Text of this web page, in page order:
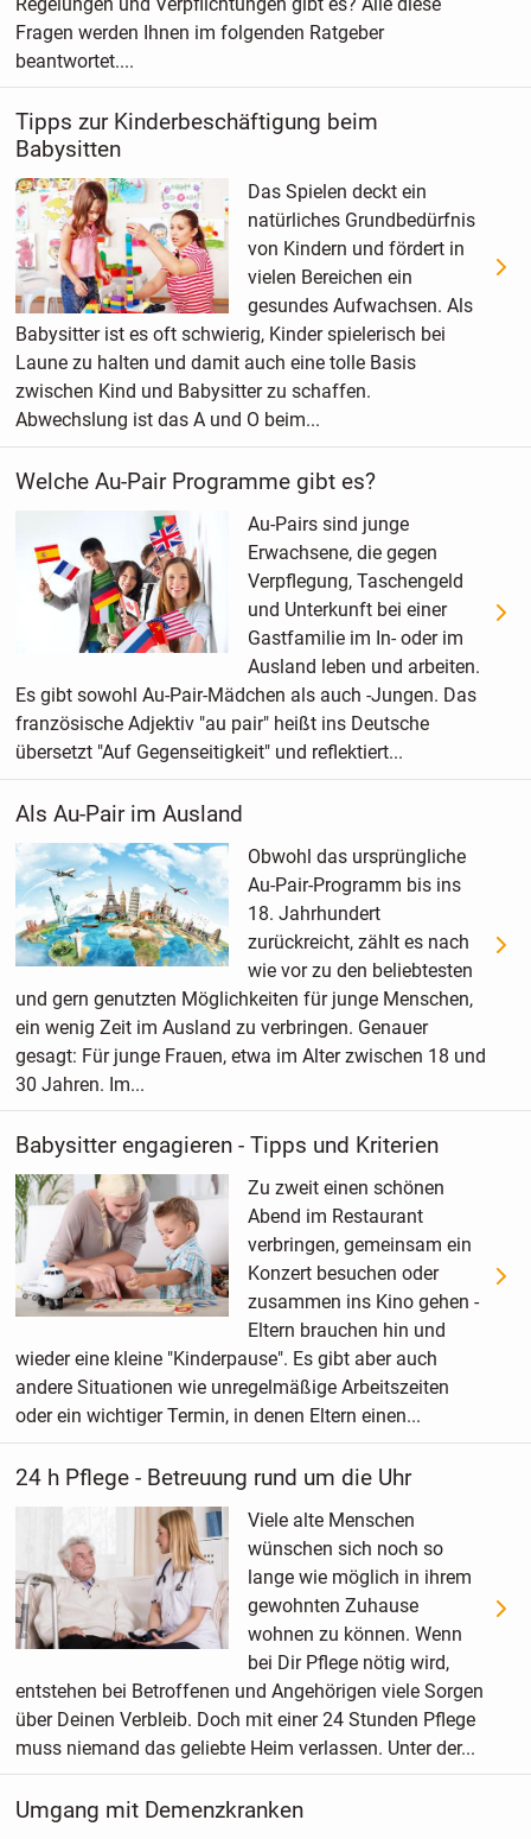
Fragen werden Ihnen im folgenden Ratgeber
beantwortet....
Tipps zur Kinderbeschäftigung beim
Babysitten
Das Spielen deckt ein
natürliches Grundbedürfnis
von Kindern und fördert in
vielen Bereichen ein
gesundes Aufwachsen. Als
Babysitter ist es oft schwierig, Kinder spielerisch bei
Laune zu halten und damit auch eine tolle Basis
zwischen Kind und Babysitter zu schaffen.
Abwechslung ist das A und O beim...
Welche Au-Pair Programme gibt es?
Au-Pairs sind junge
Erwachsene, die gegen
Verpflegung, Taschengeld
und Unterkunft bei einer
Gastfamilie im In- oder im
Ausland leben und arbeiten.
Es gibt sowohl Au-Pair-Mädchen als auch -Jungen. Das
französische Adjektiv "au pair" heißt ins Deutsche
übersetzt "Auf Gegenseitigkeit" und reflektiert...
Als Au-Pair im Ausland
Obwohl das ursprüngliche
Au-Pair-Programm bis ins
18. Jahrhundert
zurückreicht, zählt es nach
wie vor zu den beliebtesten
und gern genutzten Möglichkeiten für junge Menschen,
ein wenig Zeit im Ausland zu verbringen. Genauer
gesagt: Für junge Frauen, etwa im Alter zwischen 18 und
30 Jahren. Im...
Babysitter engagieren - Tipps und Kriterien
Zu zweit einen schönen
Abend im Restaurant
verbringen, gemeinsam ein
Konzert besuchen oder
zusammen ins Kino gehen -
Eltern brauchen hin und
wieder eine kleine "Kinderpause". Es gibt aber auch
andere Situationen wie unregelmäßige Arbeitszeiten
oder ein wichtiger Termin, in denen Eltern einen...
24 h Pflege - Betreuung rund um die Uhr
Viele alte Menschen
wünschen sich noch so
lange wie möglich in ihrem
gewohnten Zuhause
wohnen zu können. Wenn
bei Dir Pflege nötig wird,
entstehen bei Betroffenen und Angehörigen viele Sorgen
über Deinen Verbleib. Doch mit einer 24 Stunden Pflege
muss niemand das geliebte Heim verlassen. Unter der...
Umgang mit Demenzkranken